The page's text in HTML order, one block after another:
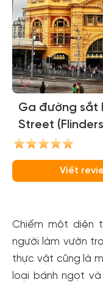
Ga đường sắt
Street
Station)
Viết
Chiếm một diện
người làm vườn
thực vật cũng là
loại bánh ngọt